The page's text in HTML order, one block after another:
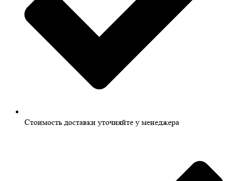
Стоимость доставки уточняйте у менеджера